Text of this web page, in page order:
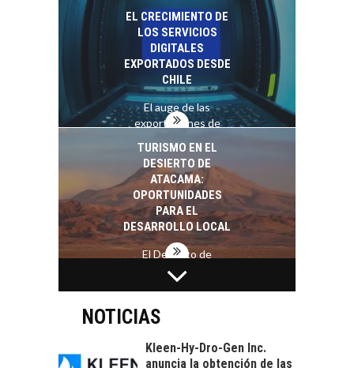
pymes en Chile:
alternativas que
trascienden el
crédito…
EL CRECIMIENTO DE
LOS SERVICIOS
DIGITALES
EXPORTADOS DESDE
CHILE
El auge de las
exportaciones de
Chile:…
TURISMO EN EL
DESIERTO DE
ATACAMA:
OPORTUNIDADES
PARA EL
DESARROLLO LOCAL
El Desierto de
Atacama: Motor
Estratégico para el
LA INDUSTRIA
MINERA CHILENA
FRENTE AL DESAFÍO
SOSTENIBILIDAD
NOTICIAS
Kleen-Hy-Dro-Gen Inc.
anuncia la obtención de las